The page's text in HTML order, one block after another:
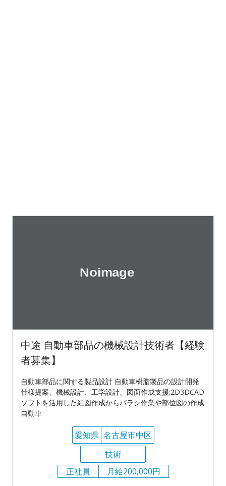
中途 自動車部品の機械設計技術者【経験
者募集】
自動車部品に関する製品設計 自動車樹脂製品の設計開発
仕様提案、機械設計、工学設計、図面作成支援:2D3DCAD
ソフトを活用した組図作成からバラシ作業や部位図の作成
自動車
愛知県 名古屋市中区
技術
正社員
月給200,000円